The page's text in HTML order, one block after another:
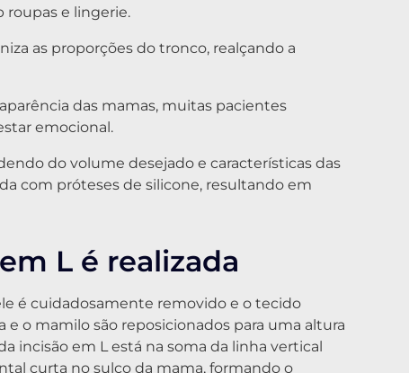
roupas e lingerie.
as proporções do tronco, realçando a
das mamas, muitas pacientes
emocional.
do volume desejado e características das
com próteses de silicone, resultando em
L é realizada
é cuidadosamente removido e o tecido
o mamilo são reposicionados para uma altura
incisão em L está na soma da linha vertical
curta no sulco da mama, formando o